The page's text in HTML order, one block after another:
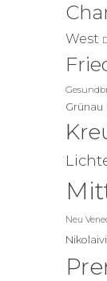
h
West
Grünau
Neu